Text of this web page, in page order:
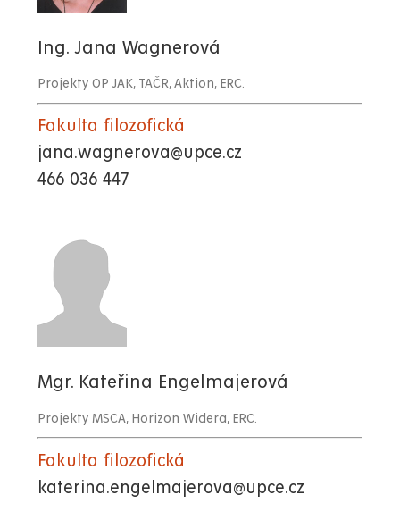
Ing. Jana Wagnerová
Projekty OP JAK, TAČR, Aktion, ERC.
Fakulta filozofická
jana.wagnerova@upce.cz
466 036 447
Mgr. Kateřina Engelmajerová
Projekty MSCA, Horizon Widera, ERC.
Fakulta filozofická
katerina.engelmajerova@upce.cz